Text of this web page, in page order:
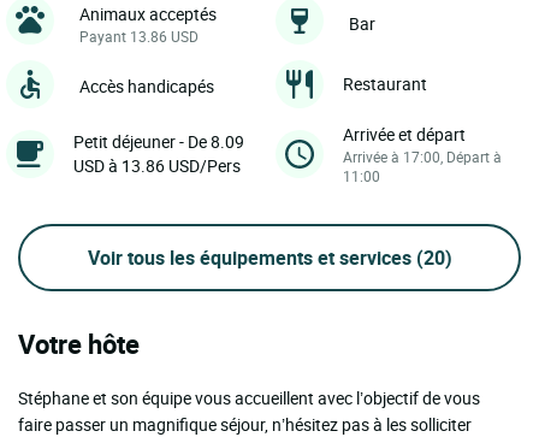
Animaux acceptés
Payant 13.86 USD
Bar
Accès handicapés Restaurant
Petit déjeuner - De 8.09
USD à 13.86 USD/Pers
Arrivée et départ
Arrivée à 17:00, Départ à
11:00
Voir tous les équipements et services (20)
Votre hôte
Stéphane et son équipe vous accueillent avec l’objectif de vous
faire passer un magnifique séjour, n’hésitez pas à les solliciter